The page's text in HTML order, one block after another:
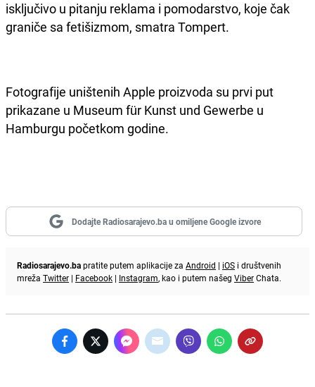
isključivo u pitanju reklama i pomodarstvo, koje čak
graniče sa fetišizmom, smatra Tompert.
Fotografije uništenih Apple proizvoda su prvi put
prikazane u Museum für Kunst und Gewerbe u
Hamburgu početkom godine.
Dodajte Radiosarajevo.ba u omiljene Google izvore
Radiosarajevo.bapratite putem aplikacije za Android | iOS i društvenih
mreža Twitter | Facebook | Instagram, kao i putem našeg ViberChata.